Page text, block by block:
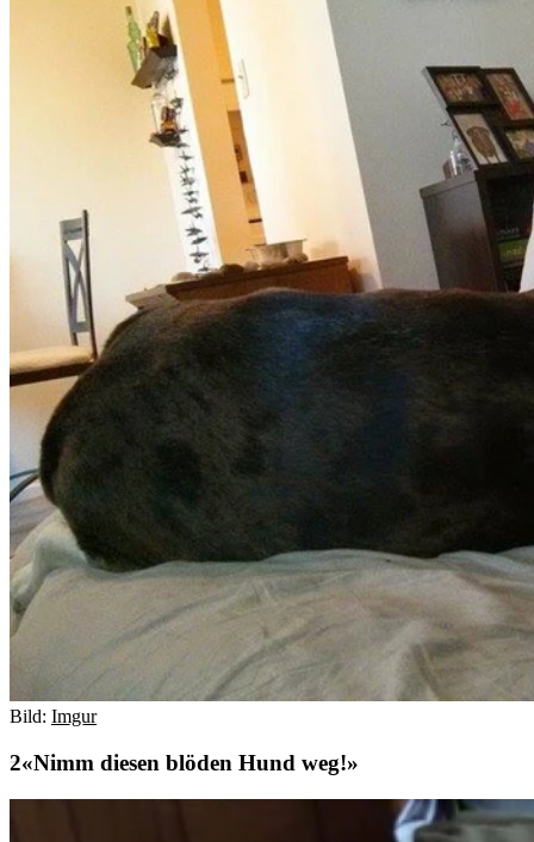
Bild: Imgur
«Nimm diesen blöden Hund weg!»